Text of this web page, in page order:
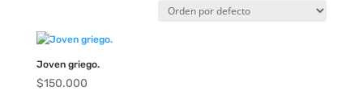
Joven griego.
$150.000